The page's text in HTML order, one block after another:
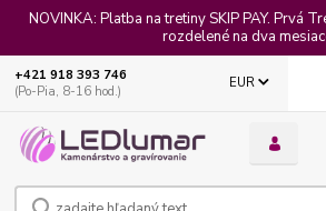
NOVINKA: Platba na tretiny SKIP PAY. Prvá
rozdelené na dva
EUR
+421 918 393 746
(Po-Pia, 8-16 hod.)